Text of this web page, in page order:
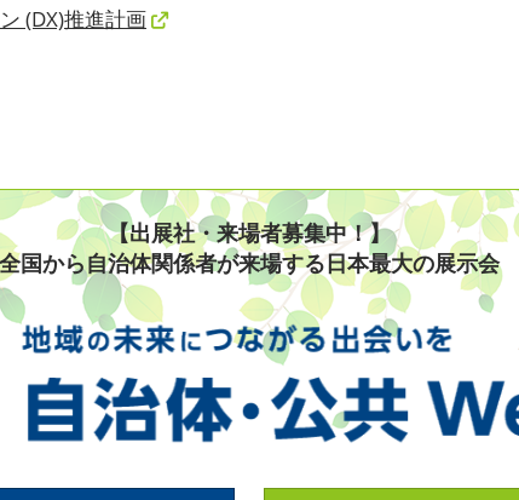
(DX)推進計画
【出展社・来場者募集中！】
全国から自治体関係者が来場する日本最大の展示会